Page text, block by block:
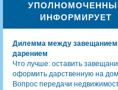
ИНФОРМИРУЕТ
Дилемма между завещанием
дарением
Что лучше: оставить
оформить дарственную на
Вопрос передачи